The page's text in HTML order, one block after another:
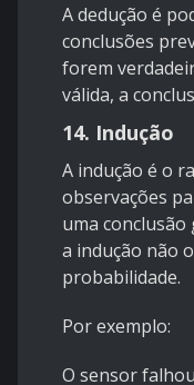
A dedução é
conclusões
forem
válida, a
14. Indução
A indução é o
observações
uma conclusão
a indução não
probabilidade.
Por exemplo:
O sensor